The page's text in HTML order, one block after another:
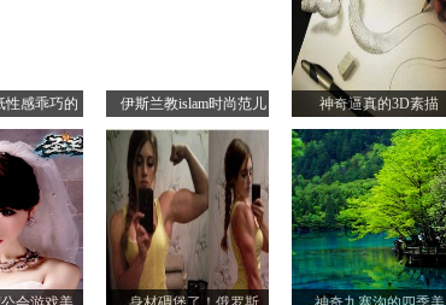
性感乖巧的 伊斯兰教islam时尚范儿 神奇逼真的3D素描